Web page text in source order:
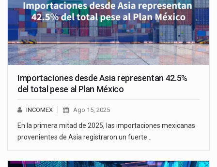
Importaciones desde Asia representan 42.5%
del total pese al Plan México
INCOMEX Ago 15, 2025
En la primera mitad de 2025, las importaciones mexicanas
provenientes de Asia registraron un fuerte…